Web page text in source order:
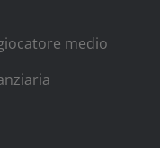
medio